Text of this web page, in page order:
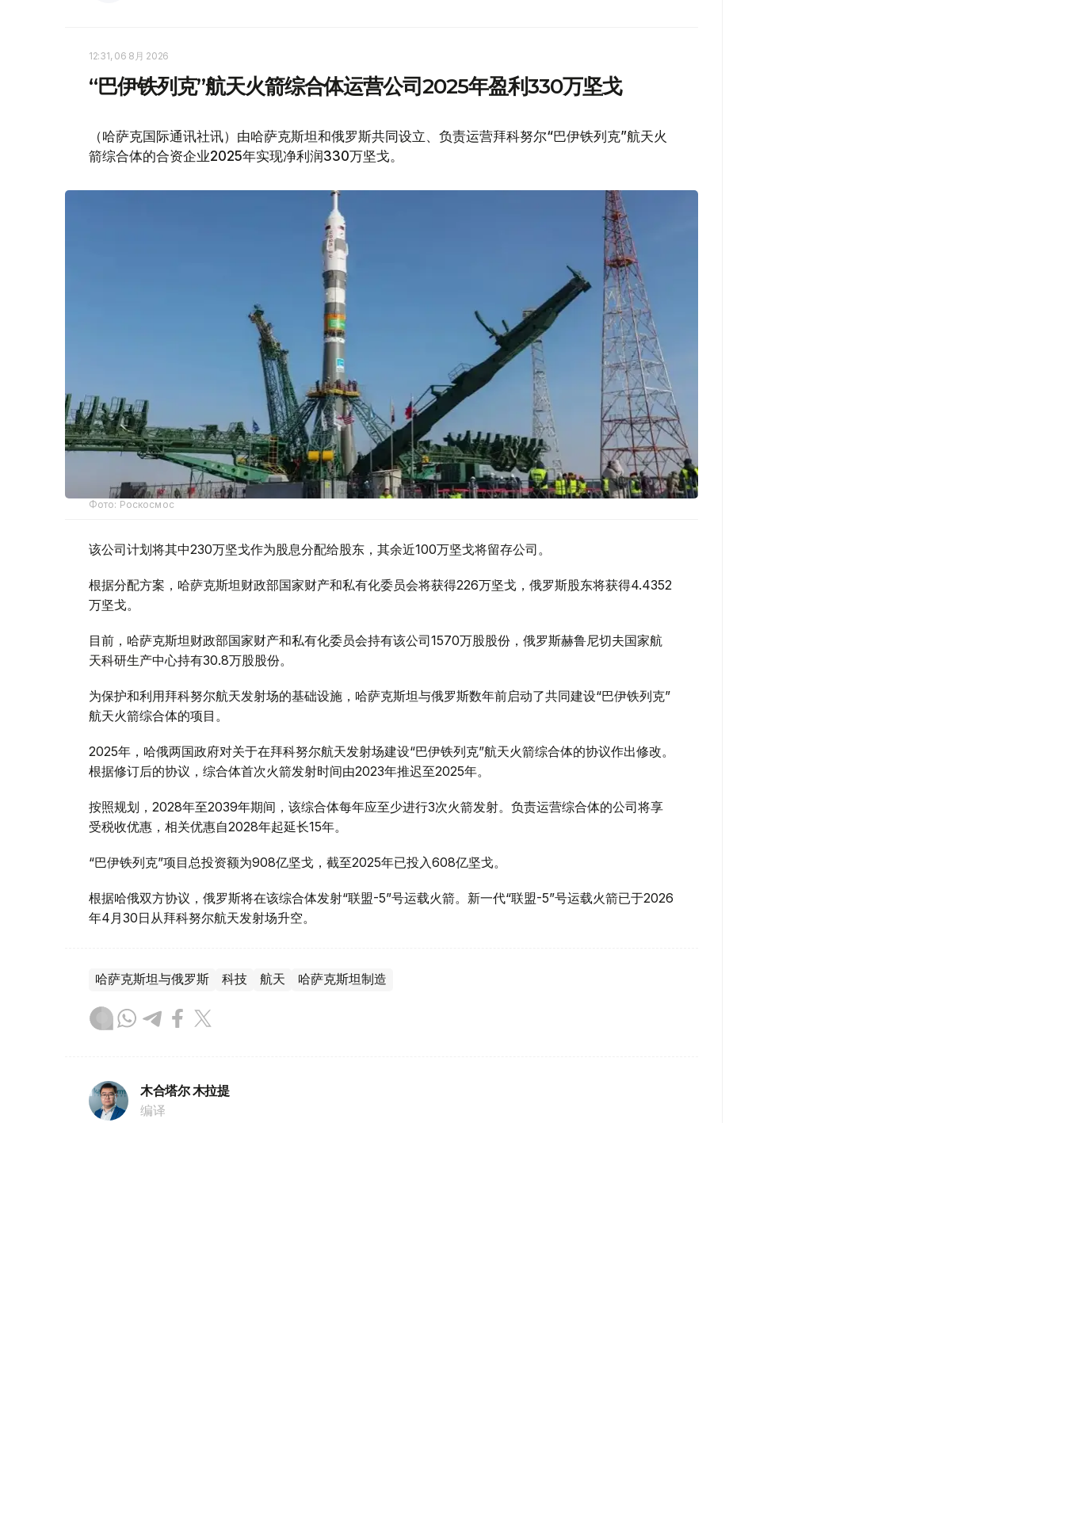
12:31, 06 8月 2026
“巴伊铁列克”航天火箭综合体运营公司2025年盈利330万坚戈
（哈萨克国际通讯社讯）由哈萨克斯坦和俄罗斯共同设立、负责运营拜科努尔“巴伊铁列克”航天火
箭综合体的合资企业2025年实现净利润330万坚戈。
Фото: Роскосмос
该公司计划将其中230万坚戈作为股息分配给股东，其余近100万坚戈将留存公司。
根据分配方案，哈萨克斯坦财政部国家财产和私有化委员会将获得226万坚戈，俄罗斯股东将获得4.4352
万坚戈。
目前，哈萨克斯坦财政部国家财产和私有化委员会持有该公司1570万股股份，俄罗斯赫鲁尼切夫国家航
天科研生产中心持有30.8万股股份。
为保护和利用拜科努尔航天发射场的基础设施，哈萨克斯坦与俄罗斯数年前启动了共同建设“巴伊铁列克”
航天火箭综合体的项目。
2025年，哈俄两国政府对关于在拜科努尔航天发射场建设“巴伊铁列克”航天火箭综合体的协议作出修改。
根据修订后的协议，综合体首次火箭发射时间由2023年推迟至2025年。
按照规划，2028年至2039年期间，该综合体每年应至少进行3次火箭发射。负责运营综合体的公司将享
受税收优惠，相关优惠自2028年起延长15年。
“巴伊铁列克”项目总投资额为908亿坚戈，截至2025年已投入608亿坚戈。
根据哈俄双方协议，俄罗斯将在该综合体发射“联盟-5”号运载火箭。新一代“联盟-5”号运载火箭已于2026
年4月30日从拜科努尔航天发射场升空。
哈萨克斯坦与俄罗斯 科技 航天 哈萨克斯坦制造
木合塔尔 木拉提
编译